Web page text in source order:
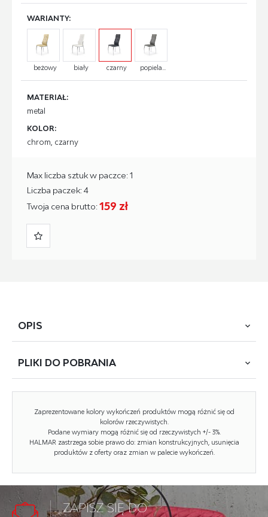
WARIANTY:
beżowy biały czarny popiela...
MATERIAŁ:
metal
KOLOR:
chrom, czarny
Twoja cena brutto:159 zł
Max liczba sztuk w paczce: 1
Liczba paczek: 4
OPIS
wymiary: 42/42/100/47 cm, materiał: stal chromowana /
Rodzaj: krzesło, krzesło metalowe
Stelaż krzesła (rodzaj): nogi proste (profil okrągły)
PLIKI DO POBRANIA
Zaprezentowane kolory wykończeń produktów mogą różnić się od
kolorów rzeczywistych.
Podane wymiary mogą różnić się od rzeczywistych +/- 3%.
HALMAR zastrzega sobie prawo do: zmian konstrukcyjnych, usunięcia
produktów z oferty oraz zmian w palecie wykończeń.
ZAPISZ SIĘ DO